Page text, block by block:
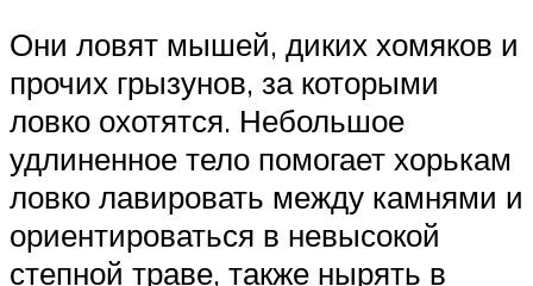
Они ловят мышей, диких хомяков и
прочих грызунов, за которыми
ловко охотятся. Небольшое
удлиненное тело помогает хорькам
ловко лавировать между камнями и
ориентироваться в невысокой
степной траве, также нырять в